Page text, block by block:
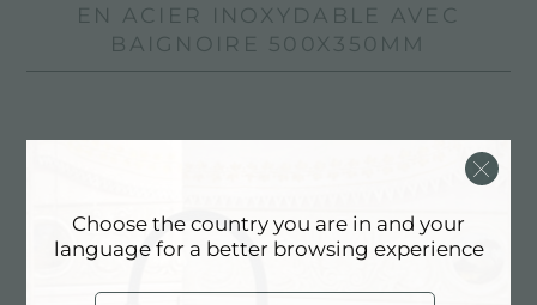
EN ACIER INOXYDABLE AVEC
BAIGNOIRE 500X350MM
Choose the country you are in and your
language for a better browsing experience